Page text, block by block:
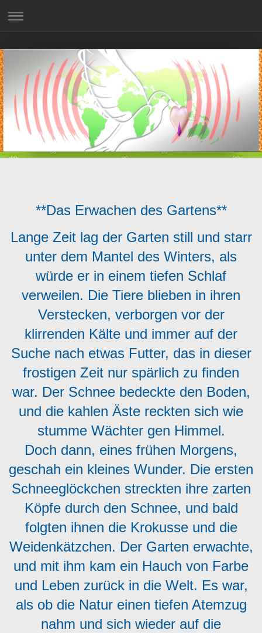
**Das Erwachen des Gartens**
Lange Zeit lag der Garten still und starr
unter dem Mantel des Winters, als
würde er in einem tiefen Schlaf
verweilen. Die Tiere blieben in ihren
Verstecken, verborgen vor der
klirrenden Kälte und immer auf der
Suche nach etwas Futter, das in dieser
frostigen Zeit nur spärlich zu finden
war. Der Schnee bedeckte den Boden,
und die kahlen Äste reckten sich wie
stumme Wächter gen Himmel.
Doch dann, eines frühen Morgens,
geschah ein kleines Wunder. Die ersten
Schneeglöckchen streckten ihre zarten
Köpfe durch den Schnee, und bald
folgten ihnen die Krokusse und die
Weidenkätzchen. Der Garten erwachte,
und mit ihm kam ein Hauch von Farbe
und Leben zurück in die Welt. Es war,
als ob die Natur einen tiefen Atemzug
nahm und sich wieder auf die